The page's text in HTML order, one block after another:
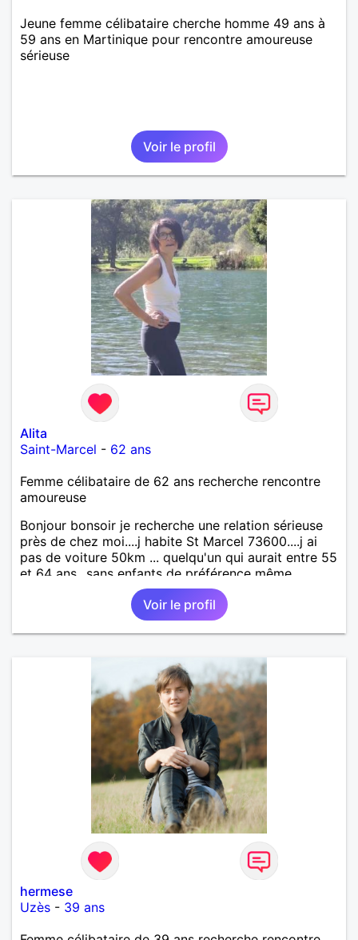
Jeune femme célibataire cherche homme 49 ans à
59 ans en Martinique pour rencontre amoureuse
sérieuse
Voir le profil
Alita
Saint-Marcel - 62 ans
Femme célibataire de 62 ans recherche rencontre
amoureuse
Bonjour bonsoir je recherche une relation sérieuse
près de chez moi....j habite St Marcel 73600....j ai
pas de voiture 50km ... quelqu'un qui aurait entre 55
et 64 ans...sans enfants de préférence même
adultes et qui n aurait garder aucun contact avec
une où plusieurs ex...si vous correspondez à ma
recherche ecrivez moi je vous répondrai...
Voir le profil
hermese
Uzès - 39 ans